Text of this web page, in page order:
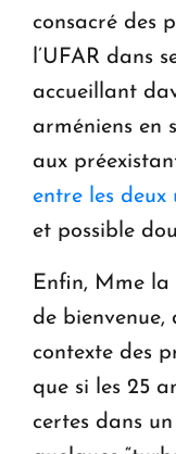
consacré des
l’UFAR dans
accueillant
arméniens en
aux
entre les deux
et possible
Enfin, Mme la
de bienvenue,
contexte des
que si les 25
certes dans